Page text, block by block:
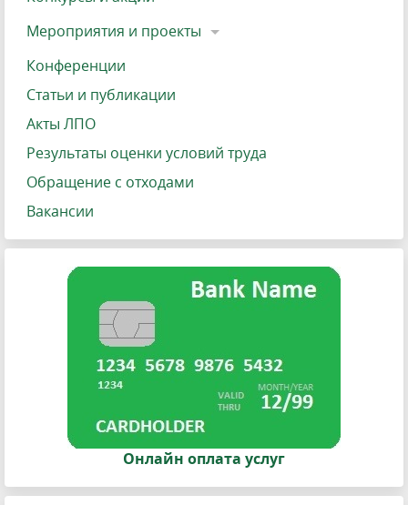
Мероприятия и проекты
Конференции
Статьи и публикации
Акты ЛПО
Результаты оценки условий труда
Обращение с отходами
Вакансии
Онлайн оплата услуг